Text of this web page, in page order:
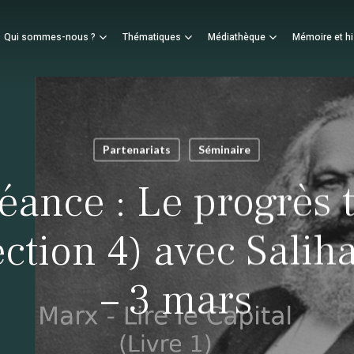
Qui sommes-nous ? Thématiques Médiathèque Mémoire et
Panier
Partenariats Séminaire
: Le progrès
4) avec
– 3 mars